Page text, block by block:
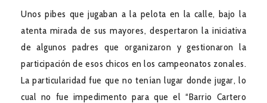
Unos pibes que jugaban a la pelota en la calle, bajo la
atenta mirada de sus mayores, despertaron la iniciativa
de algunos padres que organizaron y gestionaron la
participación de esos chicos en los campeonatos zonales.
La particularidad fue que no tenían lugar donde jugar, lo
cual no fue impedimento para que el “Barrio Cartero